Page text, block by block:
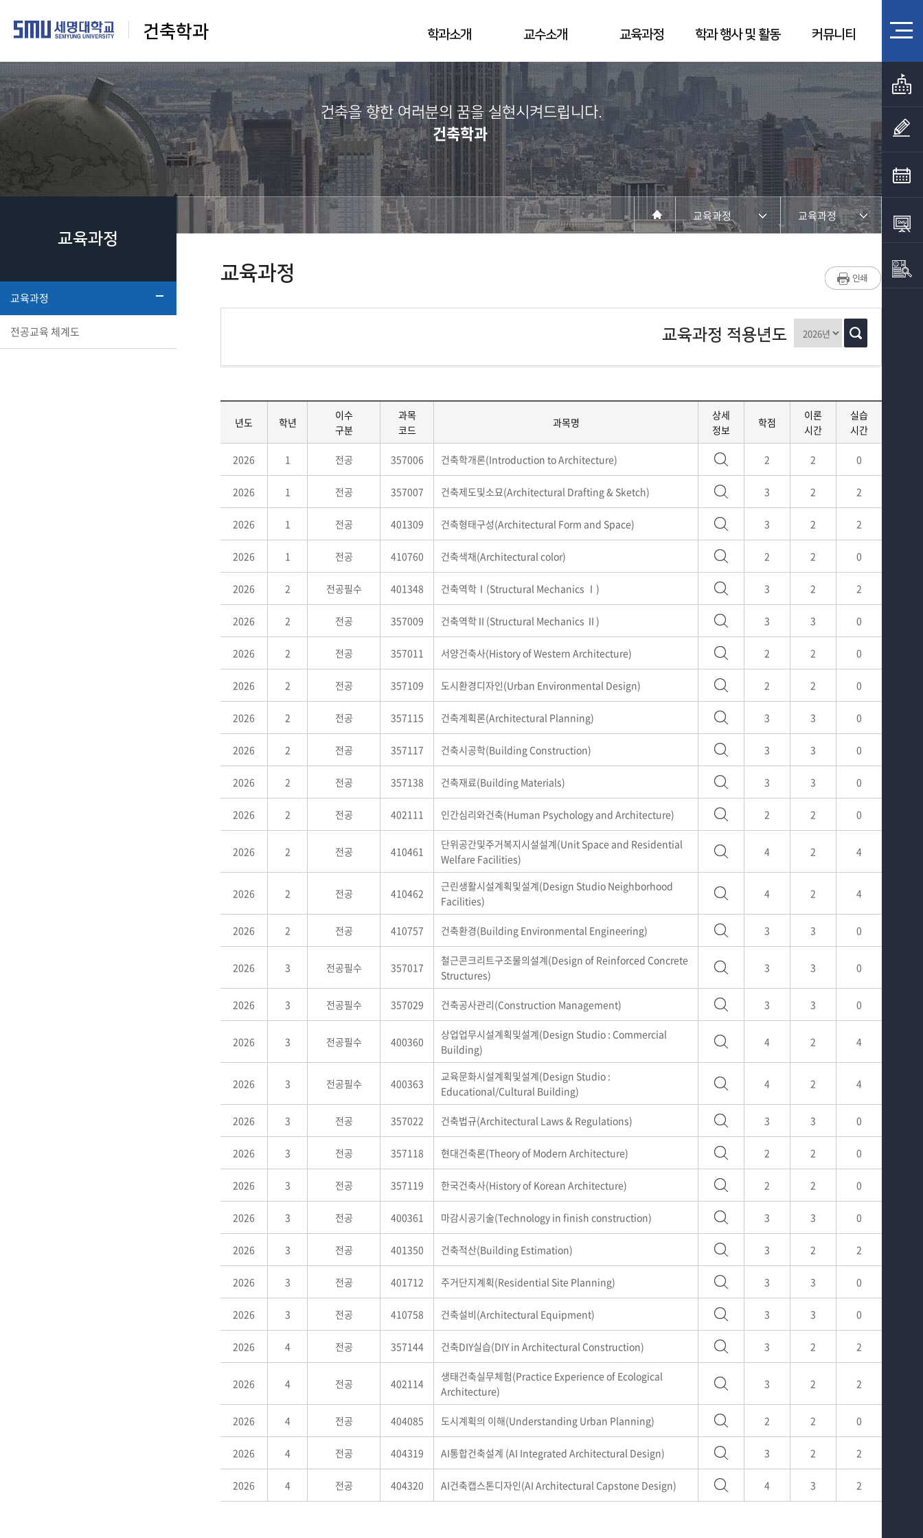
건축학과 학과소개 교수소개 교육과정 학과 행사 및 활동 커뮤니티
건축을 향한 여러분의 꿈을 실현시켜드립니다.​
건축학과
교육과정
교육과정
전공교육 체계도
교육과정
교육과정
학과 행사 및 활동
홈페이지가이드
교육과정
전공교육 체계도
교육과정
교육과정 적용년도
년도 학년
이수
구분
과목
코드
과목명
상세
정보
학점
이론
시간
실습
시간
2026 1 전공 357006 건축학개론(Introduction to Architecture) 2 2 0
2026 1 전공 357007 건축제도및소묘(Architectural Drafting & Sketch) 3 2 2
2026 1 전공 401309 건축형태구성(Architectural Form and Space) 3 2 2
2026 1 전공 410760 건축색채(Architectural color) 2 2 0
2026 2 전공필수 401348 건축역학Ⅰ(Structural Mechanics Ⅰ) 3 2 2
2026 2 전공 357009 건축역학Ⅱ(Structural Mechanics Ⅱ) 3 3 0
2026 2 전공 357011 서양건축사(History of Western Architecture) 2 2 0
2026 2 전공 357109 도시환경디자인(Urban Environmental Design) 2 2 0
2026 2 전공 357115 건축계획론(Architectural Planning) 3 3 0
2026 2 전공 357117 건축시공학(Building Construction) 3 3 0
2026 2 전공 357138 건축재료(Building Materials) 3 3 0
2026 2 전공 402111 인간심리와건축(Human Psychology and Architecture) 2 2 0
2026 2 전공 410461
단위공간및주거복지시설설계(Unit Space and Residential
Welfare Facilities)
4 2 4
2026 2 전공 410462
근린생활시설계획및설계(Design Studio Neighborhood
Facilities)
4 2 4
2026 2 전공 410757 건축환경(Building Environmental Engineering) 3 3 0
2026 3 전공필수 357017
철근콘크리트구조물의설계(Design of Reinforced Concrete
Structures)
3 3 0
2026 3 전공필수 357029 건축공사관리(Construction Management) 3 3 0
2026 3 전공필수 400360
상업업무시설계획및설계(Design Studio : Commercial
Building)
4 2 4
2026 3 전공필수 400363
교육문화시설계획및설계(Design Studio :
Educational/Cultural Building)
4 2 4
2026 3 전공 357022 건축법규(Architectural Laws & Regulations) 3 3 0
2026 3 전공 357118 현대건축론(Theory of Modern Architecture) 2 2 0
2026 3 전공 357119 한국건축사(History of Korean Architecture) 2 2 0
2026 3 전공 400361 마감시공기술(Technology in finish construction) 3 3 0
2026 3 전공 401350 건축적산(Building Estimation) 3 2 2
2026 3 전공 401712 주거단지계획(Residential Site Planning) 3 3 0
2026 3 전공 410758 건축설비(Architectural Equipment) 3 3 0
2026 4 전공 357144 건축DIY실습(DIY in Architectural Construction) 3 2 2
2026 4 전공 402114
생태건축실무체험(Practice Experience of Ecological
Architecture)
3 2 2
2026 4 전공 404085 도시계획의 이해(Understanding Urban Planning) 2 2 0
2026 4 전공 404319 AI통합건축설계 (AI Integrated Architectural Design) 3 2 2
2026 4 전공 404320 AI건축캡스톤디자인(AI Architectural Capstone Design) 4 3 2